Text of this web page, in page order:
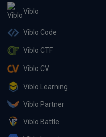
Viblo
Viblo Code
Viblo CTF
Viblo CV
Viblo Learning
Viblo Partner
Viblo Battle